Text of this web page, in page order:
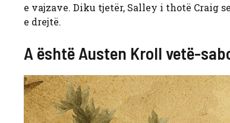
e vajzave. Diku tjetër, Salley i thotë Craig
e drejtë.
A është Austen Kroll vetë-